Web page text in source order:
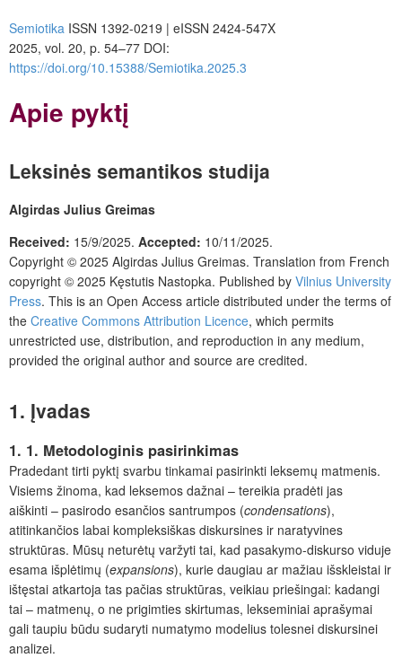
Semiotika ISSN 1392-0219 | eISSN 2424-547X
2025, vol. 20, p. 54–77 DOI:
https://doi.org/10.15388/Semiotika.2025.3
Apie pyktį
Leksinės semantikos studija
Algirdas Julius Greimas
Received: 15/9/2025. Accepted: 10/11/2025.
Copyright © 2025 Algirdas Julius Greimas. Translation from French
copyright © 2025 Kęstutis Nastopka. Published by Vilnius University
Press. This is an Open Access article distributed under the terms of
the Creative Commons Attribution Licence, which permits
unrestricted use, distribution, and reproduction in any medium,
provided the original author and source are credited.
1. Įvadas
1. 1. Metodologinis pasirinkimas
Pradedant tirti pyktį svarbu tinkamai pasirinkti leksemų matmenis.
Visiems žinoma, kad leksemos dažnai – tereikia pradėti jas
aiškinti – pasirodo esančios santrumpos (condensations),
atitinkančios labai kompleksiškas diskursines ir naratyvines
struktūras. Mūsų neturėtų varžyti tai, kad pasakymo-diskurso viduje
esama išplėtimų (expansions), kurie daugiau ar mažiau išskleistai ir
ištęstai atkartoja tas pačias struktūras, veikiau priešingai: kadangi
tai – matmenų, o ne prigimties skirtumas, lekseminiai aprašymai
gali taupiu būdu sudaryti numatymo modelius tolesnei diskursinei
analizei.